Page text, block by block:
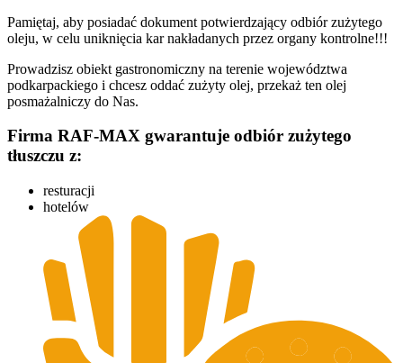
Pamiętaj, aby posiadać dokument potwierdzający odbiór zużytego
oleju, w celu uniknięcia kar nakładanych przez organy kontrolne!!!
Prowadzisz obiekt gastronomiczny na terenie województwa
podkarpackiego i chcesz oddać zużyty olej, przekaż ten olej
posmażalniczy do Nas.
Firma RAF-MAX gwarantuje odbiór zużytego
tłuszczu z:
resturacji
hotelów